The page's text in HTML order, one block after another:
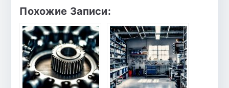
Похожие Записи: